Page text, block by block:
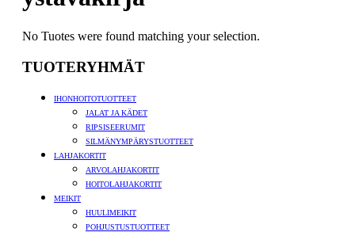
No Tuotes were found matching your selection.
TUOTERYHMÄT
IHONHOITOTUOTTEET
JALAT JA KÄDET
RIPSISEERUMIT
SILMÄNYMPÄRYSTUOTTEET
LAHJAKORTIT
ARVOLAHJAKORTIT
HOITOLAHJAKORTIT
MEIKIT
HUULIMEIKIT
POHJUSTUSTUOTTEET